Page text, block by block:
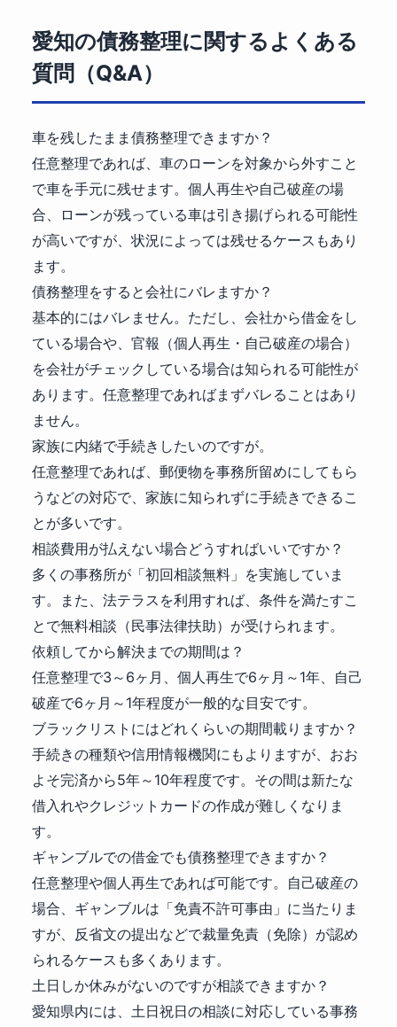
愛知の債務整理に関するよくある
質問（Q&A）
車を残したまま債務整理できますか？
任意整理であれば、車のローンを対象から外すこと
で車を手元に残せます。個人再生や自己破産の場
合、ローンが残っている車は引き揚げられる可能性
が高いですが、状況によっては残せるケースもあり
ます。
債務整理をすると会社にバレますか？
基本的にはバレません。ただし、会社から借金をし
ている場合や、官報（個人再生・自己破産の場合）
を会社がチェックしている場合は知られる可能性が
あります。任意整理であればまずバレることはあり
ません。
家族に内緒で手続きしたいのですが。
任意整理であれば、郵便物を事務所留めにしてもら
うなどの対応で、家族に知られずに手続きできるこ
とが多いです。
相談費用が払えない場合どうすればいいですか？
多くの事務所が「初回相談無料」を実施していま
す。また、法テラスを利用すれば、条件を満たすこ
とで無料相談（民事法律扶助）が受けられます。
依頼してから解決までの期間は？
任意整理で3～6ヶ月、個人再生で6ヶ月～1年、自己
破産で6ヶ月～1年程度が一般的な目安です。
ブラックリストにはどれくらいの期間載りますか？
手続きの種類や信用情報機関にもよりますが、おお
よそ完済から5年～10年程度です。その間は新たな
借入れやクレジットカードの作成が難しくなりま
す。
ギャンブルでの借金でも債務整理できますか？
任意整理や個人再生であれば可能です。自己破産の
場合、ギャンブルは「免責不許可事由」に当たりま
すが、反省文の提出などで裁量免責（免除）が認め
られるケースも多くあります。
土日しか休みがないのですが相談できますか？
愛知県内には、土日祝日の相談に対応している事務